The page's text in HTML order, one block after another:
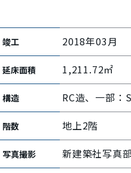
竣工 2018年03月
延床面積 1,211.72㎡
構造 RC造、一部：
階数 地上2階
写真撮影 新建築社写真